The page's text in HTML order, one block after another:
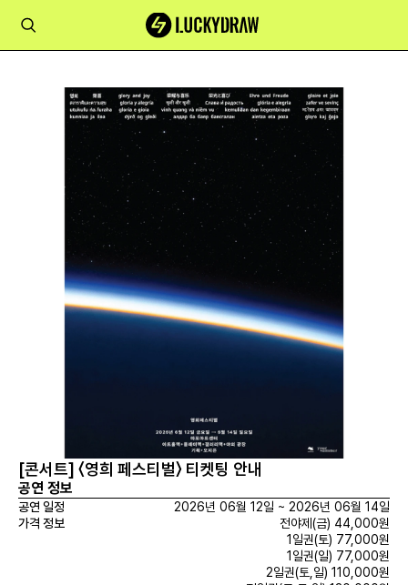
[콘서트] 〈영희 페스티벌〉 티켓팅 안내
공연 정보
공연 일정
2026년 06월 12일 ~ 2026년 06월 14일
가격 정보
전야제(금) 44,000원
1일권(토) 77,000원
1일권(일) 77,000원
2일권(토,일) 110,000원